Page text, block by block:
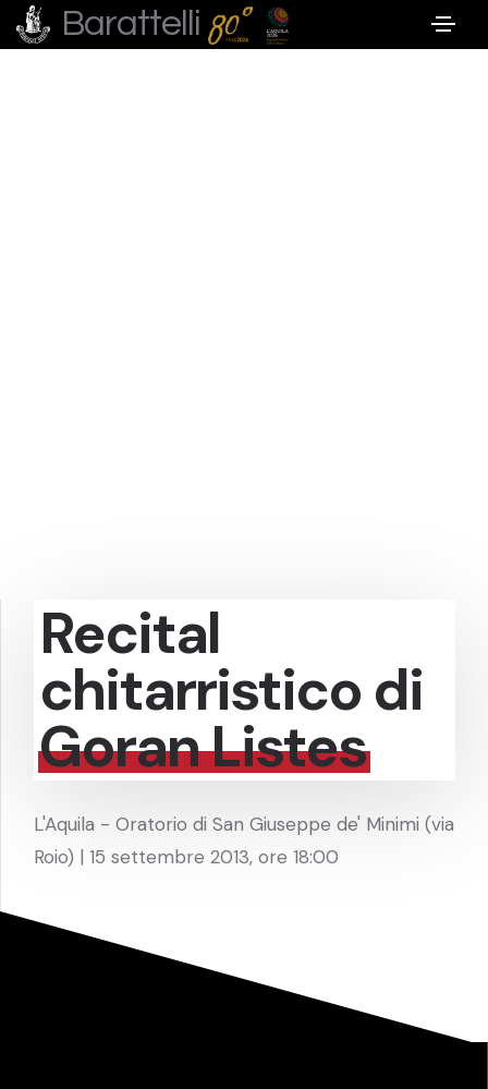
Barattelli
Recital
chitarristico di
Goran Listes
L'Aquila - Oratorio di San Giuseppe de' Minimi (via
Roio) | 15 settembre 2013, ore 18:00